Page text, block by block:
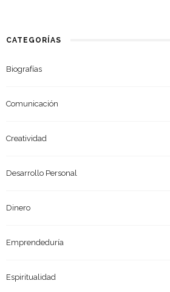
CATEGORÍAS
Biografías
Comunicación
Creatividad
Desarrollo Personal
Dinero
Emprendeduría
Espiritualidad